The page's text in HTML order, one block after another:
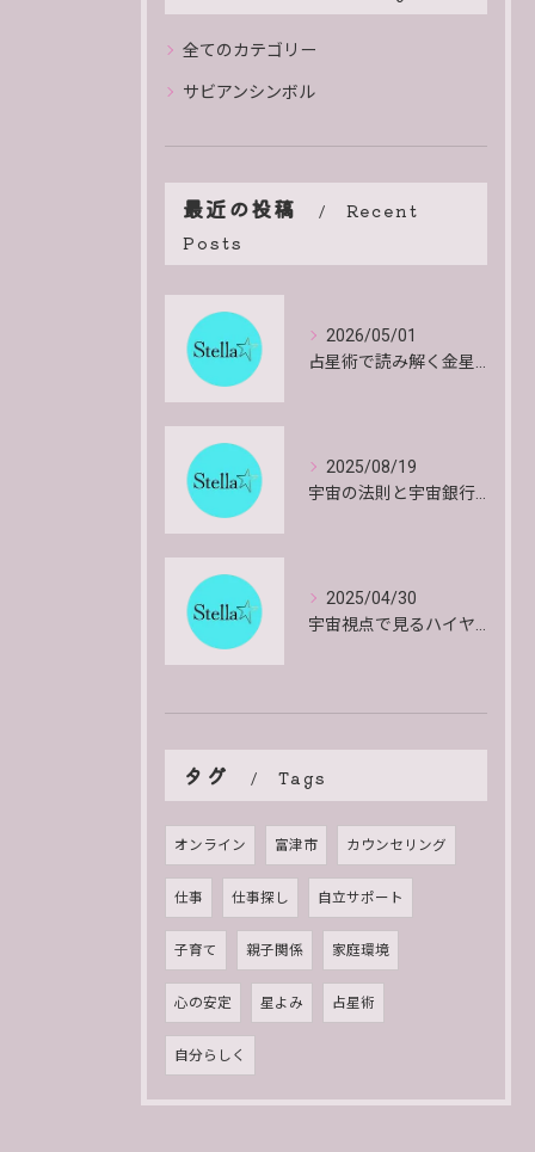
全てのカテゴリー
サビアンシンボル
最近の投稿
Recent
Posts
2026/05/01
2025/08/19
2025/04/30
タグ Tags
オンライン 富津市 カウンセリング
仕事 仕事探し 自立サポート
子育て 親子関係 家庭環境
心の安定 星よみ 占星術
自分らしく